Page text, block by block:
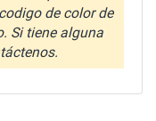
de color de
Si tiene alguna